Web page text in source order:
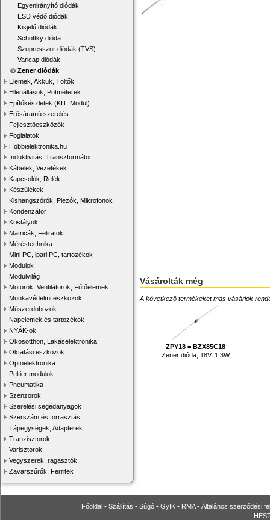
Egyenirányító diódák
ESD védő diódák
Kisjelű diódák
Schottky dióda
Szupresszor diódák (TVS)
Varicap diódák
Zener diódák
Elemek, Akkuk, Töltők
Ellenállások, Potméterek
Építőkészletek (KIT, Modul)
Erősáramú szerelés
Fejlesztőeszközök
Foglalatok
Hobbielektronika.hu
Induktivitás, Transzformátor
Kábelek, Vezetékek
Kapcsolók, Relék
Készülékek
Kishangszórók, Piezók, Mikrofonok
Kondenzátor
Kristályok
Matricák, Feliratok
Méréstechnika
Mini PC, ipari PC, tartozékok
Modulok
Modulvilág
Motorok, Ventilátorok, Fűtőelemek
Munkavédelmi eszközök
Műszerdobozok
Napelemek és tartozékok
NYÁK-ok
Okosotthon, Lakáselektronika
Oktatási eszközök
Optoelektronika
Peltier modulok
Pneumatika
Szenzorok
Szerelési segédanyagok
Szerszám és forrasztás
Tápegységek, Adapterek
Tranzisztorok
Varisztorok
Vegyszerek, ragasztók
Zavarszűrők, Ferritek
Vásárolták még
A következő termékeket más vásárlók
ZPY18 = BZX85C18
Zener dióda, 18V, 1.3W
Főoldal • Szállítás • Súgó • GyIK • RMA• Általános szerződési